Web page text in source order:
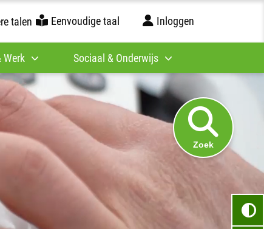
talen Eenvoudige taal Inloggen
Werk Sociaal & Onderwijs
Zoek